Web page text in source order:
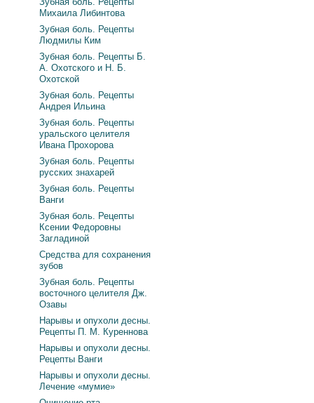
Михаила Либинтова
Зубная боль. Рецепты
Людмилы Ким
Зубная боль. Рецепты Б.
А. Охотского и Н. Б.
Охотской
Зубная боль. Рецепты
Андрея Ильина
Зубная боль. Рецепты
уральского целителя
Ивана Прохорова
Зубная боль. Рецепты
русских знахарей
Зубная боль. Рецепты
Ванги
Зубная боль. Рецепты
Ксении Федоровны
Загладиной
Средства для сохранения
зубов
Зубная боль. Рецепты
восточного целителя Дж.
Озавы
Нарывы и опухоли десны.
Рецепты П. М. Куреннова
Нарывы и опухоли десны.
Рецепты Ванги
Нарывы и опухоли десны.
Лечение «мумие»